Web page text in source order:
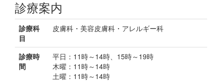
診療案内
診療科
目
皮膚科・美容皮膚科・アレルギー科
診療時
間
平日：11時～14時、15時～19時
木曜：11時～14時
土曜：11時～14時